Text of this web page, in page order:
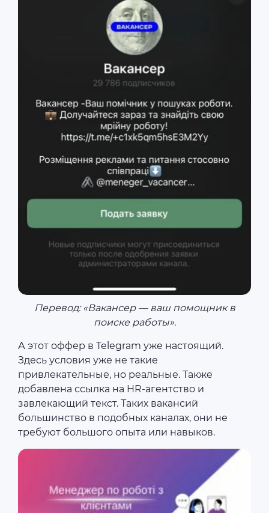
Перевод: «Вакансер — ваш помощник в
поиске работы».
А этот оффер в Telegram уже настоящий.
Здесь условия уже не такие
привлекательные, но реальные. Также
добавлена ссылка на HR-агентство и
завлекающий текст. Таких вакансий
большинство в подобных каналах, они не
требуют большого опыта или навыков.